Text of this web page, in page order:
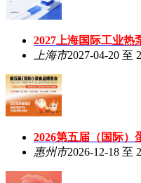
2027上海国际工业热
上海市2027-04-20 至
2026第五届（国际）
惠州市2026-12-18 至